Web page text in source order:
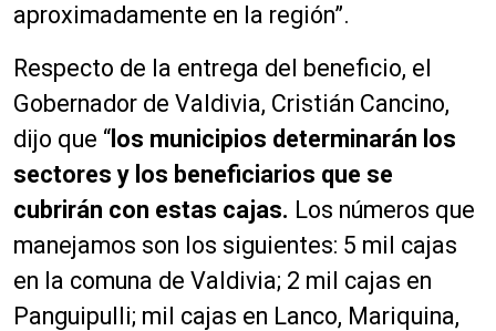
aproximadamente en la región”.
Respecto de la entrega del beneficio, el
Gobernador de Valdivia, Cristián Cancino,
dijo que “ los municipios determinarán los
sectores y los beneficiarios que se
cubrirán con estas cajas. Los números que
manejamos son los siguientes: 5 mil cajas
en la comuna de Valdivia; 2 mil cajas en
Panguipulli; mil cajas en Lanco, Mariquina,